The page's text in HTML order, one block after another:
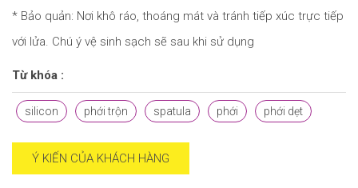
* Bảo quản: Nơi khô ráo, thoáng mát và tránh tiếp xúc trực tiếp
với lửa. Chú ý vệ sinh sạch sẽ sau khi sử dụng
Từ khóa :
silicon phới trộn spatula phới phới dẹt
Ý KIẾN CỦA KHÁCH HÀNG